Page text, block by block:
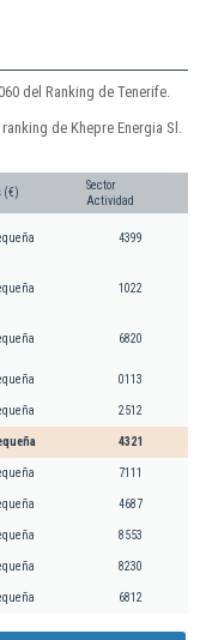
del Ranking de Tenerife.
de Khepre Energia Sl.
(€)
Sector
Actividad
4399
1022
6820
0113
2512
4321
7111
4687
8553
8230
6812